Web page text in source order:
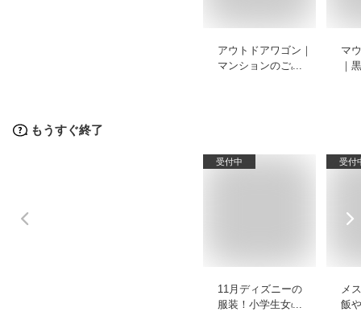
アウトドアワゴン｜
マンションのごみ出
マ
｜
もうすぐ終了
受付中
11月ディズニーの
服装！小学生女の子
受付
メ
飯